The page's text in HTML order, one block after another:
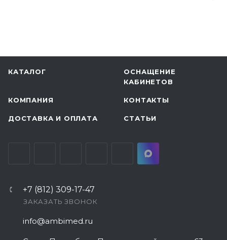
КАТАЛОГ
ОСНАЩЕНИЕ
КАБИНЕТОВ
КОМПАНИЯ КОНТАКТЫ
ДОСТАВКА И ОПЛАТА СТАТЬИ
+7 (812) 309-17-47
ЗАКАЗАТЬ ЗВОНОК
info@ambimed.ru